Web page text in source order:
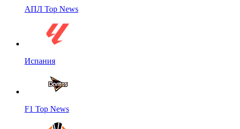
АПЛ Top News
Испания
F1 Top News